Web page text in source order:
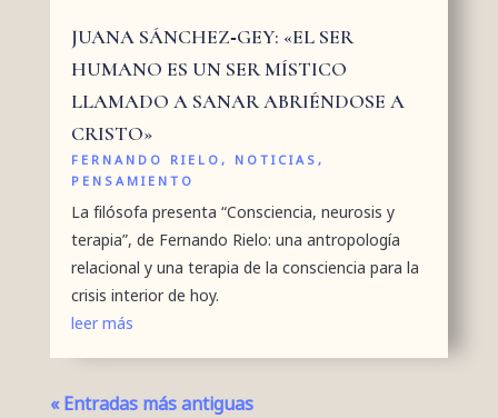
JUANA SÁNCHEZ‑GEY: «EL SER
HUMANO ES UN SER MÍSTICO
LLAMADO A SANAR ABRIÉNDOSE A
CRISTO»
FERNANDO RIELO, NOTICIAS,
PENSAMIENTO
La filósofa presenta “Consciencia, neurosis y
terapia”, de Fernando Rielo: una antropología
relacional y una terapia de la consciencia para la
crisis interior de hoy.
leer más
« Entradas más antiguas